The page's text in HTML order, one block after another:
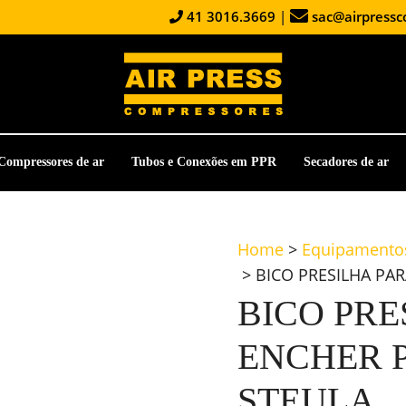
41 3016.3669 |
de ar Tubos e Conexões em PPR Secadores de ar
Home >
> BICO PRESILHA
BICO
ENCHER